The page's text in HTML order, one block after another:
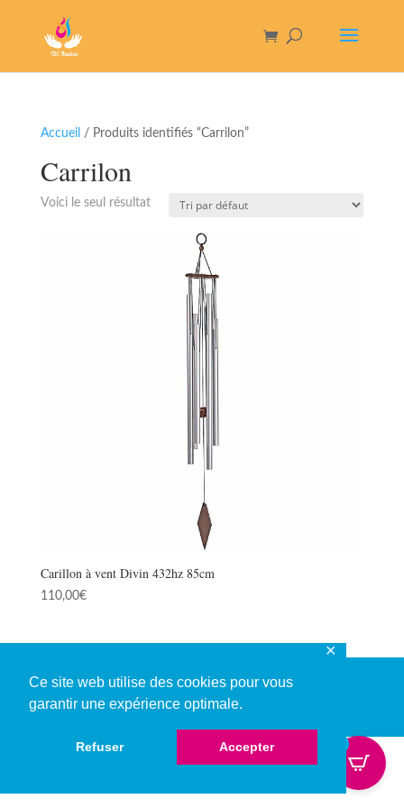
Ce site web utilise des cookies pour vous
garantir une expérience optimale.
Refuser Accepter
✕
Accueil / Produits identifiés “Carrilon”
Carrilon
Voici le seul résultat
Carillon à vent Divin 432hz 85cm
110,00€
© Copyright 2026